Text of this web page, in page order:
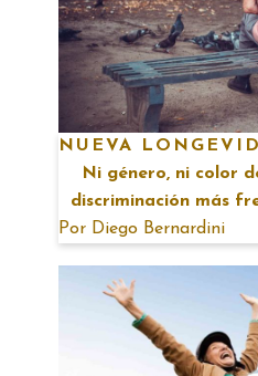
NUEVA
Ni género, ni color
discriminación más
Por Diego Bernardini